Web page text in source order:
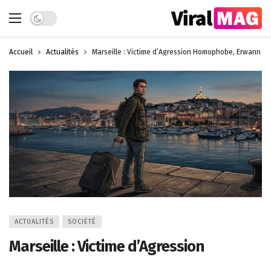
Dark mode
Accueil Actualités Marseille : Victime d’Agression Homophobe, Erwann
ACTUALITÉS SOCIÉTÉ
Marseille : Victime d’Agression